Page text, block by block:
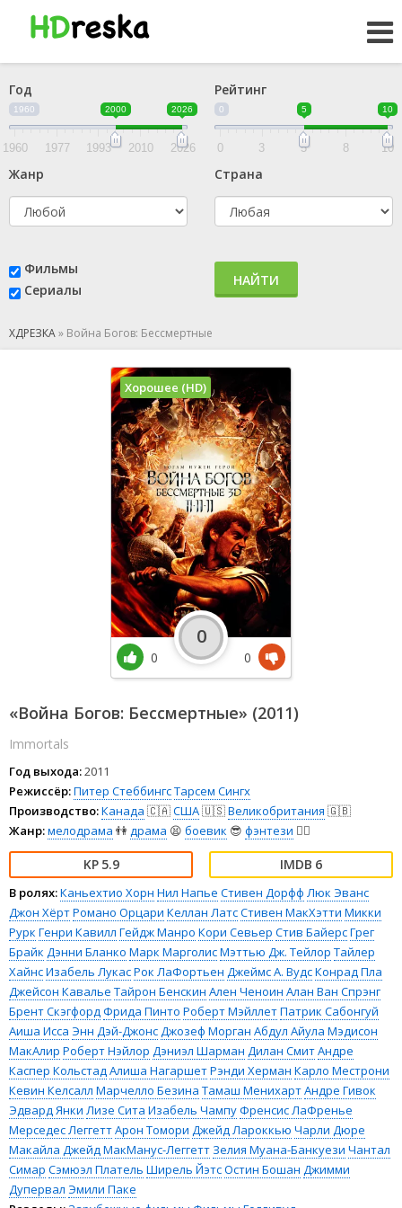
Год
1960 2000 2026
1960 1977 1993 2010 2026
Рейтинг
0 5 10
0 3 5 8 10
Жанр Страна
Фильмы
Сериалы
НАЙТИ
ХДРЕЗКА» Война Богов: Бессмертные
«Война Богов: Бессмертные» (2011)
Immortals
Год выхода:2011
Режиссёр:Питер СтеббингсТарсем Сингх
Производство:Канада 🇨🇦США🇺🇸Великобритания 🇬🇧
Жанр:мелодрама 👫драма 😫 боевик 😎 фэнтези 🧝‍♂️
5.9 6
В ролях:Каньехтио Хорн Нил Напье Стивен Дорфф Люк Эванс
Джон ХёртРомано Орцари Келлан ЛатсСтивен МакХэтти Микки
Рурк Генри Кавилл Гейдж Манро Кори Севьер Стив БайерсГрег
Брайк Дэнни Бланко Марк МарголисМэттью Дж. Тейлор Тайлер
ХайнсИзабель ЛукасРок ЛаФортьен Джеймс А. ВудсКонрад Пла
Джейсон Кавалье Тайрон Бенскин Ален Ченоин Алан Ван Спрэнг
Брент СкэгфордФрида Пинто Роберт МэйллетПатрик Сабонгуй
Аиша Исса Энн Дэй-ДжонсДжозеф Морган Абдул Айула Мэдисон
МакАлир Роберт Нэйлор Дэниэл Шарман Дилан СмитАндре
Каспер КольстадАлиша НагаршетРэнди Херман Карло Местрони
Кевин Келсалл Марчелло Безина Тамаш МенихартАндре Гивок
Эдвард Янки Лизе Сита Изабель ЧампуФренсис ЛаФренье
Мерседес ЛеггеттАрон Томори Джейд Лароккью Чарли Дюре
Макайла Джейд МакМанус-Леггетт Зелия Муана-Банкуези Чантал
Симар Сэмюэл Платель Ширель ЙэтсОстин Бошан Джимми
Дупервал Эмили Паке
Хорошее (HD)
0
0
0